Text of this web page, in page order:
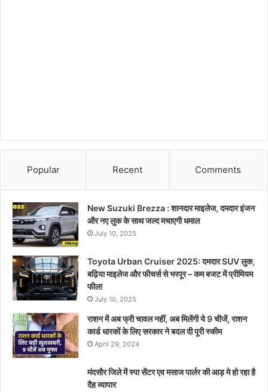
Popular Recent Comments
New Suzuki Brezza : शानदार माइलेज, दमदार इंजन
और नए लुक के साथ जल्द मचाएगी धमाल
July 10, 2025
Toyota Urban Cruiser 2025: दमदार SUV लुक,
बढ़िया माइलेज और फीचर्स से भरपूर – कम बजट में प्रीमियम
फील!
July 10, 2025
राशन में अब फ्री चावल नहीं, अब मिलेंगी ये 9 चीजें, राशन
कार्ड धारकों के लिए सरकार ने बदल दी पूरी स्कीम
April 29, 2024
मंदसौर जिले में स्पा सेंटर एव मसाज पार्लर की आड़ मे हो रहा है
दैह व्यापार